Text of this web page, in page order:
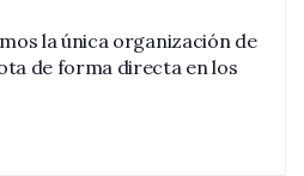
la única organización de
de forma directa en los